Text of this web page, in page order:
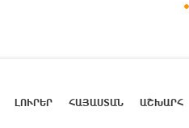
ԼՈՒՐԵՐ ՀԱՅԱՍՏԱՆ ԱՇԽԱՐՀ